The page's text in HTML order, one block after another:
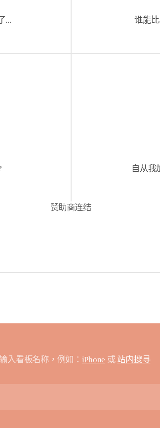
... 谁能
自从我
赞助商连结
入看板名称，例如： iPhone 或 站内搜寻